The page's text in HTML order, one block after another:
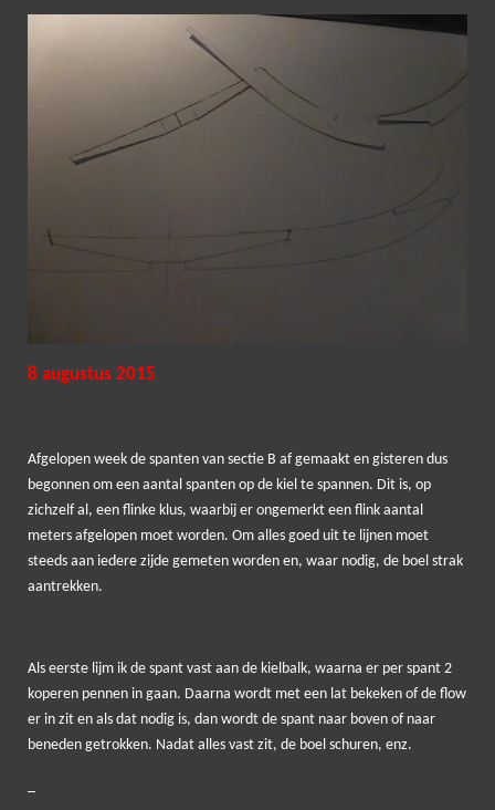
8 augustus 2015
Afgelopen week de spanten van sectie B af gemaakt en gisteren dus
begonnen om een aantal spanten op de kiel te spannen. Dit is, op
zichzelf al, een flinke klus, waarbij er ongemerkt een flink aantal
meters afgelopen moet worden. Om alles goed uit te lijnen moet
steeds aan iedere zijde gemeten worden en, waar nodig, de boel strak
aantrekken.
Als eerste lijm ik de spant vast aan de kielbalk, waarna er per spant 2
koperen pennen in gaan. Daarna wordt met een lat bekeken of de flow
er in zit en als dat nodig is, dan wordt de spant naar boven of naar
beneden getrokken. Nadat alles vast zit, de boel schuren, enz.